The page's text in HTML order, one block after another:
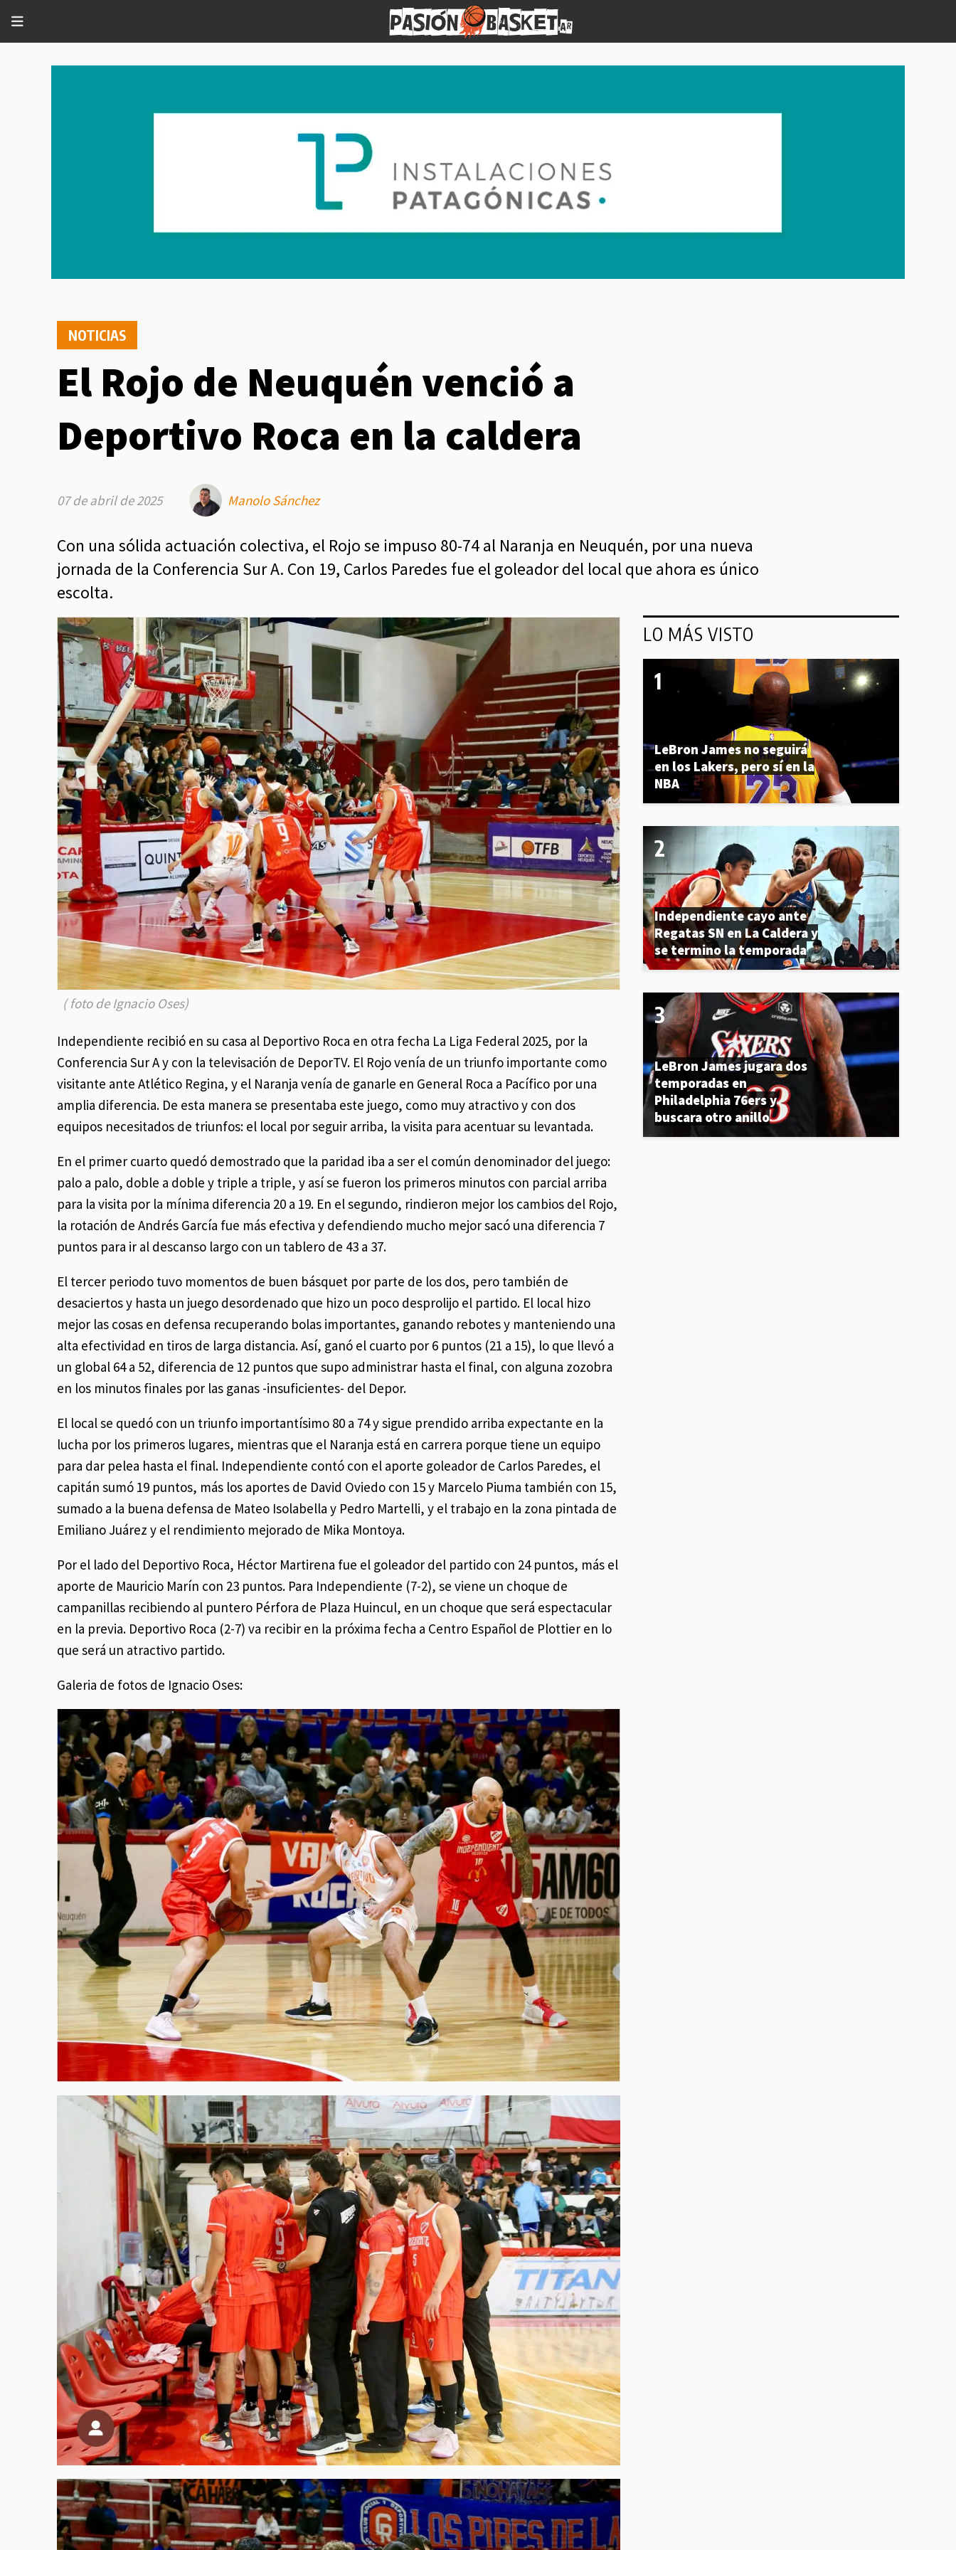
El Rojo de Neuquén venció a
Deportivo Roca en la caldera
Con una sólida actuación colectiva, el Rojo se impuso 80-74 al Naranja en Neuquén, por una nueva
jornada de la Conferencia Sur A. Con 19, Carlos Paredes fue el goleador del local que ahora es único
escolta.
NOTICIAS
07 de abril de 2025 Manolo Sánchez
( foto de Ignacio Oses)
Independiente recibió en su casa al Deportivo Roca en otra fecha La Liga Federal 2025, por la
Conferencia Sur A y con la televisación de DeporTV. El Rojo venía de un triunfo importante como
visitante ante Atlético Regina, y el Naranja venía de ganarle en General Roca a Pacífico por una
amplia diferencia. De esta manera se presentaba este juego, como muy atractivo y con dos
equipos necesitados de triunfos: el local por seguir arriba, la visita para acentuar su levantada.
En el primer cuarto quedó demostrado que la paridad iba a ser el común denominador del juego:
palo a palo, doble a doble y triple a triple, y así se fueron los primeros minutos con parcial arriba
para la visita por la mínima diferencia 20 a 19. En el segundo, rindieron mejor los cambios del Rojo,
la rotación de Andrés García fue más efectiva y defendiendo mucho mejor sacó una diferencia 7
puntos para ir al descanso largo con un tablero de 43 a 37.
El tercer periodo tuvo momentos de buen básquet por parte de los dos, pero también de
desaciertos y hasta un juego desordenado que hizo un poco desprolijo el partido. El local hizo
mejor las cosas en defensa recuperando bolas importantes, ganando rebotes y manteniendo una
alta efectividad en tiros de larga distancia. Así, ganó el cuarto por 6 puntos (21 a 15), lo que llevó a
un global 64 a 52, diferencia de 12 puntos que supo administrar hasta el final, con alguna zozobra
en los minutos finales por las ganas -insuficientes- del Depor.
El local se quedó con un triunfo importantísimo 80 a 74 y sigue prendido arriba expectante en la
lucha por los primeros lugares, mientras que el Naranja está en carrera porque tiene un equipo
para dar pelea hasta el final. Independiente contó con el aporte goleador de Carlos Paredes, el
capitán sumó 19 puntos, más los aportes de David Oviedo con 15 y Marcelo Piuma también con 15,
sumado a la buena defensa de Mateo Isolabella y Pedro Martelli, y el trabajo en la zona pintada de
Emiliano Juárez y el rendimiento mejorado de Mika Montoya.
Por el lado del Deportivo Roca, Héctor Martirena fue el goleador del partido con 24 puntos, más el
aporte de Mauricio Marín con 23 puntos. Para Independiente (7-2), se viene un choque de
campanillas recibiendo al puntero Pérfora de Plaza Huincul, en un choque que será espectacular
en la previa. Deportivo Roca (2-7) va recibir en la próxima fecha a Centro Español de Plottier en lo
que será un atractivo partido.
Galeria de fotos de Ignacio Oses:
LO MÁS VISTO
LeBron James no seguirá
en los Lakers, pero sí en la
NBA
Independiente cayo ante
Regatas SN en La Caldera y
se termino la temporada
LeBron James jugara dos
temporadas en
Philadelphia 76ers y
buscara otro anillo